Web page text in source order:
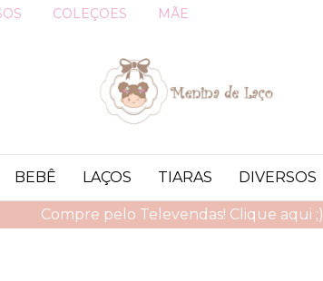
COLEÇOES MÃE
Compre pelo Televendas! Clique aqui ;)
BEBÊ LAÇOS TIARAS DIVERSOS